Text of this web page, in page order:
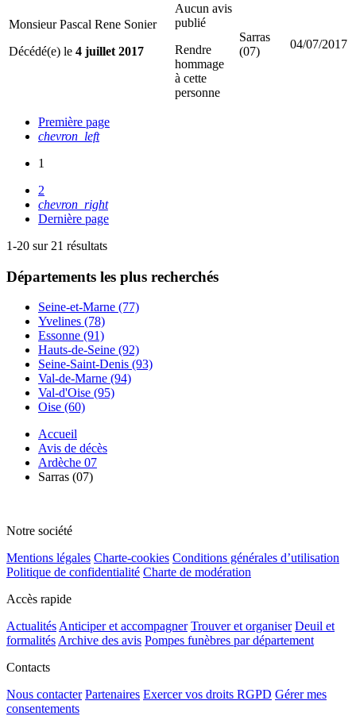
Monsieur Pascal Rene Sonier
Décédé(e) le 4 juillet 2017
Aucun avis
publié
Rendre
hommage
à cette
personne
Sarras
(07)
04/07/2017
Première page
chevron_left
1
2
chevron_right
Dernière page
1-20 sur 21 résultats
Départements les plus recherchés
Seine-et-Marne (77)
Yvelines (78)
Essonne (91)
Hauts-de-Seine (92)
Seine-Saint-Denis (93)
Val-de-Marne (94)
Val-d'Oise (95)
Oise (60)
Accueil
Avis de décès
Ardèche 07
Sarras (07)
Notre société
Mentions légales Charte-cookies Conditions générales d’utilisation
Politique de confidentialité Charte de modération
Accès rapide
Actualités Anticiper et accompagner Trouver et organiser Deuil et
formalités Archive des avis Pompes funèbres par département
Contacts
Nous contacter Partenaires Exercer vos droits RGPD Gérer mes
consentements